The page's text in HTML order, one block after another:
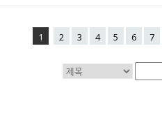
1 2 3 4 5 6 7